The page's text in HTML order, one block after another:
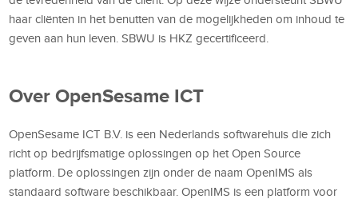
haar cliënten in het benutten van de mogelijkheden om inhoud te
geven aan hun leven. SBWU is HKZ gecertificeerd.
Over OpenSesame ICT
OpenSesame ICT B.V. is een Nederlands softwarehuis die zich
richt op bedrijfsmatige oplossingen op het Open Source
platform. De oplossingen zijn onder de naam OpenIMS als
standaard software beschikbaar. OpenIMS is een platform voor